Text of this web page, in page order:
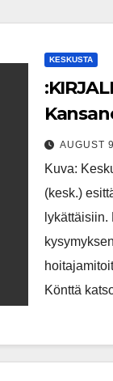
KESKUSTA
lykätä
AUGUST
Kuva:
(kesk.)
Könttä